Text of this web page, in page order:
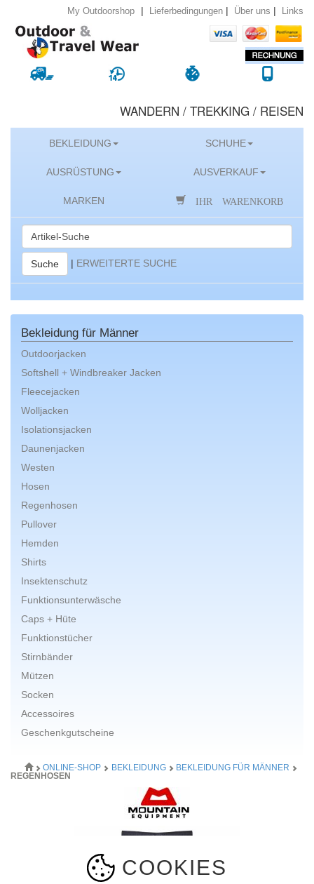
COOKIES
My Outdoorshop | Lieferbedingungen | Über uns | Links
WANDERN / TREKKING / REISEN
BEKLEIDUNG SCHUHE
AUSRÜSTUNG AUSVERKAUF
MARKEN IHR WARENKORB
Suche | ERWEITERTE SUCHE
Bekleidung für Männer
Outdoorjacken
Softshell + Windbreaker Jacken
Fleecejacken
Wolljacken
Isolationsjacken
Daunenjacken
Westen
Hosen
Regenhosen
Pullover
Hemden
Shirts
Insektenschutz
Funktionsunterwäsche
Caps + Hüte
Funktionstücher
Stirnbänder
Mützen
Socken
Accessoires
Geschenkgutscheine
ONLINE-SHOP BEKLEIDUNG
BEKLEIDUNG FÜR MÄNNER
REGENHOSEN